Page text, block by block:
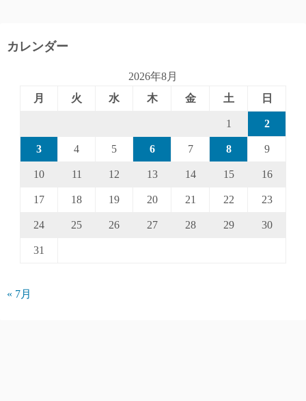
カレンダー
2026年8月
月
火 水 木 金 土 日
1 2
3 4 5 6 7 8 9
10 11 12 13 14 15 16
17 18 19 20 21 22 23
24 25 26 27 28 29 30
31
« 7月